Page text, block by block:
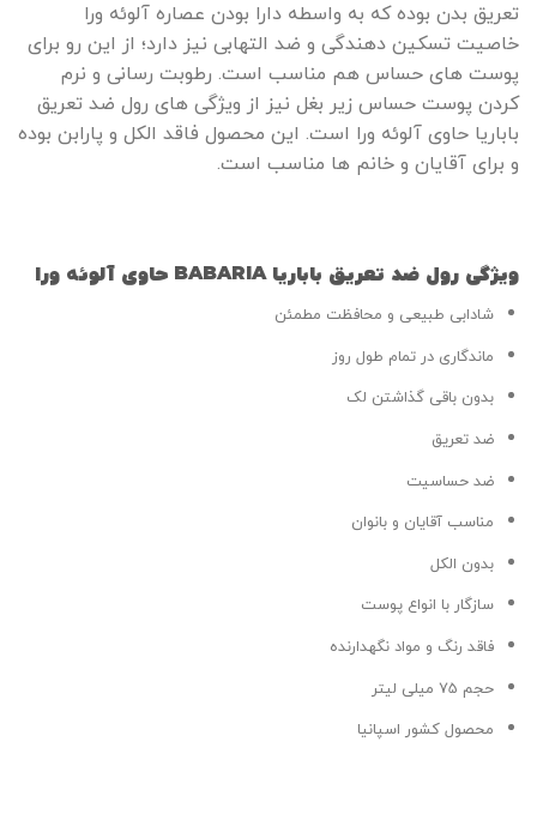
تعریق بدن بوده که به واسطه دارا بودن عصاره آلوئه ورا
خاصیت تسکین دهندگی و ضد التهابی نیز دارد؛ از این رو برای
پوست های حساس هم مناسب است. رطوبت رسانی و نرم
کردن پوست حساس زیر بغل نیز از ویژگی های رول ضد تعریق
باباریا حاوی آلوئه ورا است. این محصول فاقد الکل و پارابن بوده
و برای آقایان و خانم ها مناسب است.
ویژگی رول ضد تعریق باباریا BABARIA حاوی آلوئه ورا
شادابی طبیعی و محافظت مطمئن
ماندگاری در تمام طول روز
بدون باقی گذاشتن لک
ضد تعریق
ضد حساسیت
مناسب آقایان و بانوان
بدون الکل
سازگار با انواع پوست
فاقد رنگ و مواد نگهدارنده
حجم 75 میلی لیتر
محصول کشور اسپانیا